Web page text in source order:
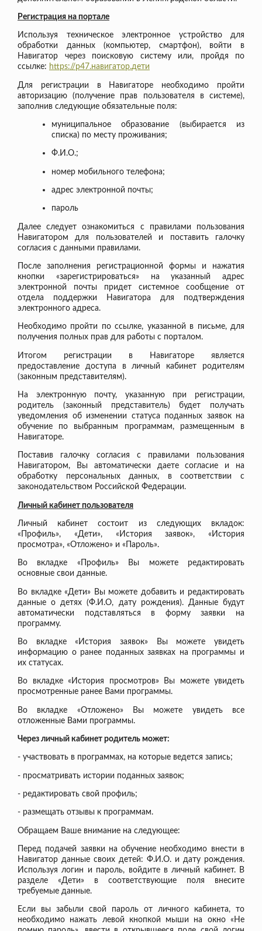
Регистрация на портале
Используя техническое электронное устройство для
обработки данных (компьютер, смартфон), войти в
Навигатор через поисковую систему или, пройдя по
ссылке: https://р47.навигатор.дети
Для регистрации в Навигаторе необходимо пройти
авторизацию (получение прав пользователя в системе),
заполнив следующие обязательные поля:
муниципальное образование (выбирается из
списка) по месту проживания;
Ф.И.О.;
номер мобильного телефона;
адрес электронной почты;
пароль
Далее следует ознакомиться с правилами пользования
Навигатором для пользователей и поставить галочку
согласия с данными правилами.
После заполнения регистрационной формы и нажатия
кнопки «зарегистрироваться» на указанный адрес
электронной почты придет системное сообщение от
отдела поддержки Навигатора для подтверждения
электронного адреса.
Необходимо пройти по ссылке, указанной в письме, для
получения полных прав для работы с порталом.
Итогом регистрации в Навигаторе является
предоставление доступа в личный кабинет родителям
(законным представителям).
На электронную почту, указанную при регистрации,
родитель (законный представитель) будет получать
уведомления об изменении статуса поданных заявок на
обучение по выбранным программам, размещенным в
Навигаторе.
Поставив галочку согласия с правилами пользования
Навигатором, Вы автоматически даете согласие и на
обработку персональных данных, в соответствии с
законодательством Российской Федерации.
Личный кабинет пользователя
Личный кабинет состоит из следующих вкладок:
«Профиль», «Дети», «История заявок», «История
просмотра», «Отложено» и «Пароль».
Во вкладке «Профиль» Вы можете редактировать
основные свои данные.
Во вкладке «Дети» Вы можете добавить и редактировать
данные о детях (Ф.И.О, дату рождения). Данные будут
автоматически подставляться в форму заявки на
программу.
Во вкладке «История заявок» Вы можете увидеть
информацию о ранее поданных заявках на программы и
их статусах.
Во вкладке «История просмотров» Вы можете увидеть
просмотренные ранее Вами программы.
Во вкладке «Отложено» Вы можете увидеть все
отложенные Вами программы.
Через личный кабинет родитель может:
- участвовать в программах, на которые ведется запись;
- просматривать истории поданных заявок;
- редактировать свой профиль;
- размещать отзывы к программам.
Обращаем Ваше внимание на следующее:
Перед подачей заявки на обучение необходимо внести в
Навигатор данные своих детей: Ф.И.О. и дату рождения.
Используя логин и пароль, войдите в личный кабинет. В
разделе «Дети» в соответствующие поля внесите
требуемые данные.
Если вы забыли свой пароль от личного кабинета, то
необходимо нажать левой кнопкой мыши на окно «Не